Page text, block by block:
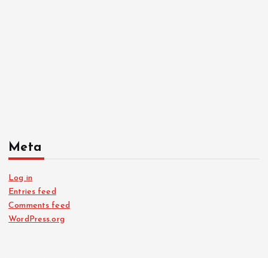
Meta
Log in
Entries feed
Comments feed
WordPress.org